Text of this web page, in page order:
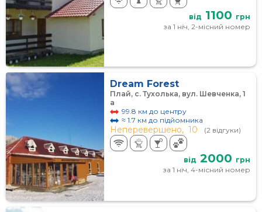
від 1100 грн
за 1 ніч, 2-місний номер
Dream Forest
Плай, с. Тухолька, вул. Шевченка, 1
а
99.8 км до центру
≈ 1.7 км до підйомника
Неперевершено, 10 (2 відгуки)
від 2000 грн
за 1 ніч, 4-місний номер